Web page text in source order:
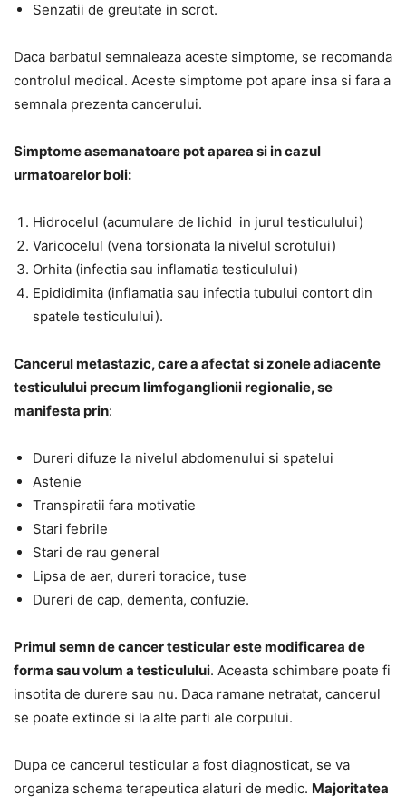
Senzatii de greutate in scrot.
Daca barbatul semnaleaza aceste simptome, se recomanda
controlul medical. Aceste simptome pot apare insa si fara a
semnala prezenta cancerului.
Simptome asemanatoare pot aparea si in cazul
urmatoarelor boli:
Hidrocelul (acumulare de lichid in jurul testiculului)
Varicocelul (vena torsionata la nivelul scrotului)
Orhita (infectia sau inflamatia testiculului)
Epididimita (inflamatia sau infectia tubului contort din
spatele testiculului).
Cancerul metastazic, care a afectat si zonele adiacente
testiculului precum limfoganglionii regionalie, se
manifesta prin:
Dureri difuze la nivelul abdomenului si spatelui
Astenie
Transpiratii fara motivatie
Stari febrile
Stari de rau general
Lipsa de aer, dureri toracice, tuse
Dureri de cap, dementa, confuzie.
Primul semn de cancer testicular este modificarea de
forma sau volum a testiculului. Aceasta schimbare poate fi
insotita de durere sau nu. Daca ramane netratat, cancerul
se poate extinde si la alte parti ale corpului.
Dupa ce cancerul testicular a fost diagnosticat, se va
organiza schema terapeutica alaturi de medic. Majoritatea